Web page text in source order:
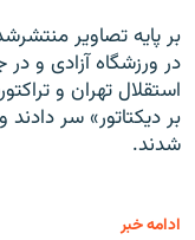
بر پایه تصاویر
در ورزشگاه آزادی و
استقلال تهران و
بر دیکتاتور» سر دادند
شدند.
ادامه خبر